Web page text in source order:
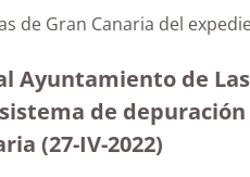
de Gran Canaria del
de
de
(27-IV-2022)